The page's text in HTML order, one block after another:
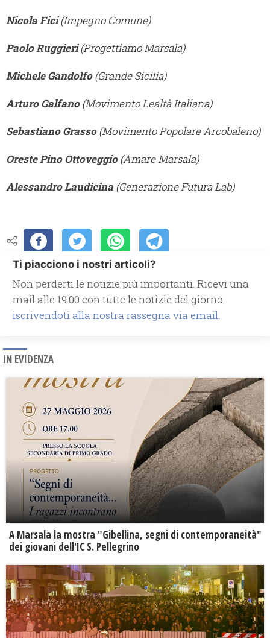
Nicola Fici(Impegno Comune)
Paolo Ruggieri(Progettiamo Marsala)
Michele Gandolfo(Grande Sicilia)
Arturo Galfano(Movimento Lealtà Italiana)
Sebastiano Grasso(Movimento Popolare Arcobaleno)
Oreste Pino Ottoveggio(Amare Marsala)
Alessandro Laudicina (Generazione Futura Lab)
Ti piacciono i nostri articoli?
Non perderti le notizie più importanti. Ricevi una
mail alle 19.00 con tutte le notizie del giorno
iscrivendoti alla nostra rassegna via email.
IN EVIDENZA
A Marsala la mostra "Gibellina, segni di contemporaneità"
dei giovani dell'IC S. Pellegrino